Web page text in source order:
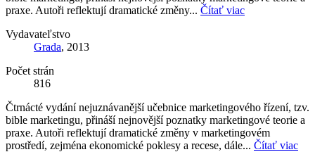
praxe. Autoři reflektují dramatické změny... Čítať viac
Vydavateľstvo
Grada, 2013
Počet strán
816
Čtrnácté vydání nejuznávanější učebnice marketingového řízení, tzv.
bible marketingu, přináší nejnovější poznatky marketingové teorie a
praxe. Autoři reflektují dramatické změny v marketingovém
prostředí, zejména ekonomické poklesy a recese, dále... Čítať viac